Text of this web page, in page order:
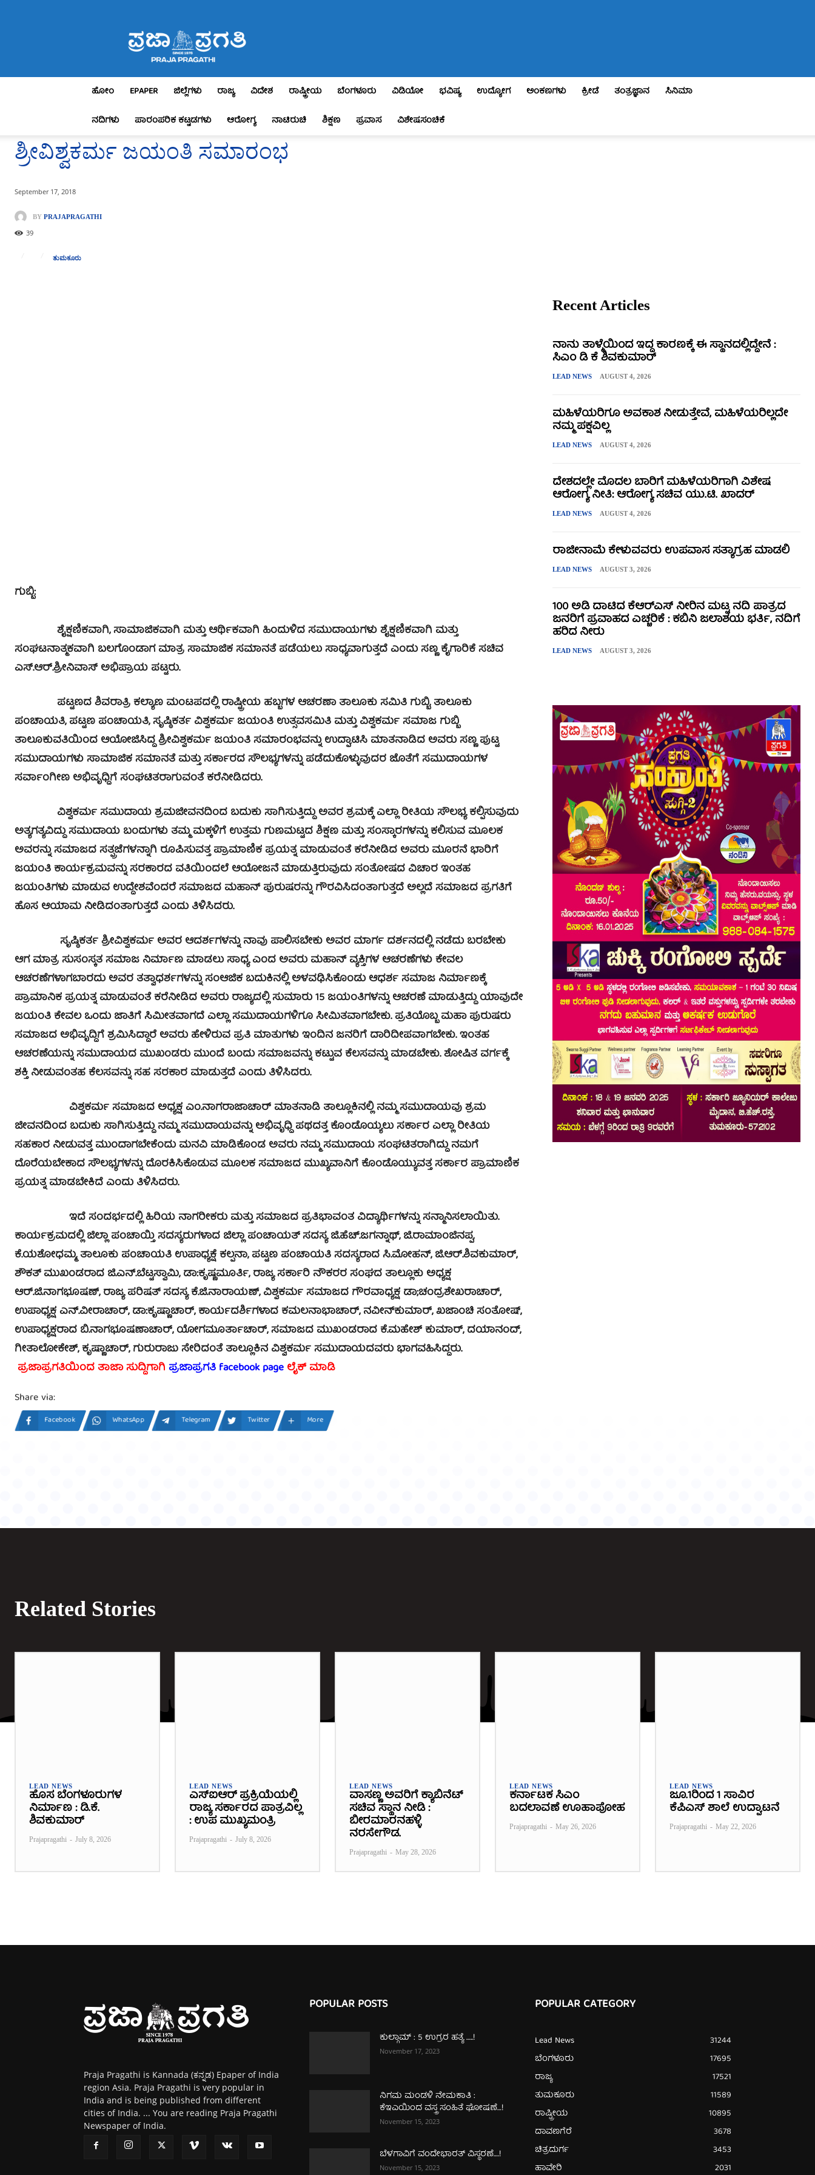
Pragathi
ಹೋಂ EPAPER ಜಿಲ್ಲೆಗಳು ರಾಜ್ಯ ವಿದೇಶ ರಾಷ್ಟ್ರೀಯ ಬೆಂಗಳೂರು ವಿಡಿಯೋ ಭವಿಷ್ಯ ಉದ್ಯೋಗ ಅಂಕಣಗಳು ಕ್ರೀಡೆ ತಂತ್ರಜ್ಞಾನ
ಸಿನಿಮಾ
ನದಿಗಳು
ಪಾರಂಪರಿಕ ಕಟ್ಟಡಗಳು ಆರೋಗ್ಯ ನಾಟಿರುಚಿ ಶಿಕ್ಷಣ ಪ್ರವಾಸ ವಿಶೇಷಸಂಚಿಕೆ
ಶ್ರೀವಿಶ್ವಕರ್ಮ ಜಯಂತಿ ಸಮಾರಂಭ
September 17, 2018
BY PRAJAPRAGATHI
39
ತುಮಕೂರು
ಗುಬ್ಬಿ:
ಶೈಕ್ಷಣಿಕವಾಗಿ, ಸಾಮಾಜಿಕವಾಗಿ ಮತ್ತು ಆರ್ಥಿಕವಾಗಿ ಹಿಂದುಳಿದ ಸಮುದಾಯಗಳು ಶೈಕ್ಷಣಿಕವಾಗಿ ಮತ್ತು
ಸಂಘಟನಾತ್ಮಕವಾಗಿ ಬಲಗೊಂಡಾಗ ಮಾತ್ರ ಸಾಮಾಜಿಕ ಸಮಾನತೆ ಪಡೆಯಲು ಸಾಧ್ಯವಾಗುತ್ತದೆ ಎಂದು ಸಣ್ಣ ಕೈಗಾರಿಕೆ ಸಚಿವ
ಎಸ್.ಆರ್.ಶ್ರೀನಿವಾಸ್ ಅಭಿಪ್ರಾಯ ಪಟ್ಟರು.
ಪಟ್ಟಣದ ಶಿವರಾತ್ರಿ ಕಲ್ಯಾಣ ಮಂಟಪದಲ್ಲಿ ರಾಷ್ಟ್ರೀಯ ಹಬ್ಬಗಳ ಆಚರಣಾ ತಾಲೂಕು ಸಮಿತಿ ಗುಬ್ಬಿ, ತಾಲೂಕು
ಪಂಚಾಯತಿ, ಪಟ್ಟಣ ಪಂಚಾಯತಿ, ಸೃಷ್ಠಿಕರ್ತ ವಿಶ್ವಕರ್ಮ ಜಯಂತಿ ಉತ್ಸವಸಮಿತಿ ಮತ್ತು ವಿಶ್ವಕರ್ಮ ಸಮಾಜ ಗುಬ್ಬಿ
ತಾಲೂಕುವತಿಯಿಂದ ಆಯೋಜಿಸಿದ್ದ ಶ್ರೀವಿಶ್ವಕರ್ಮ ಜಯಂತಿ ಸಮಾರಂಭವನ್ನು ಉದ್ಘಾಟಿಸಿ ಮಾತನಾಡಿದ ಅವರು ಸಣ್ಣ ಪುಟ್ಟ
ಸಮುದಾಯಗಳು ಸಾಮಾಜಿಕ ಸಮಾನತೆ ಮತ್ತು ಸರ್ಕಾರದ ಸೌಲಭ್ಯಗಳನ್ನು ಪಡೆದುಕೊಳ್ಳುವುದರ ಜೊತೆಗೆ ಸಮುದಾಯಗಳ
ಸರ್ವಾಂಗೀಣ ಅಭಿವೃಧ್ದಿಗೆ ಸಂಘಟಿತರಾಗುವಂತೆ ಕರೆನೀಡಿದರು.
ವಿಶ್ವಕರ್ಮ ಸಮುದಾಯ ಶ್ರಮಜೀವನದಿಂದ ಬದುಕು ಸಾಗಿಸುತ್ತಿದ್ದು ಅವರ ಶ್ರಮಕ್ಕೆ ಎಲ್ಲಾ ರೀತಿಯ ಸೌಲಭ್ಯ ಕಲ್ಪಿಸುವುದು
ಅತ್ಯಗತ್ಯವಿದ್ದು ಸಮುದಾಯ ಬಂದುಗಳು ತಮ್ಮ ಮಕ್ಕಳಿಗೆ ಉತ್ತಮ ಗುಣಮಟ್ಟದ ಶಿಕ್ಷಣ ಮತ್ತು ಸಂಸ್ಕಾರಗಳನ್ನು ಕಲಿಸುವ ಮೂಲಕ
ಅವರನ್ನು ಸಮಾಜದ ಸತ್ಪ್ರಜೆಗಳನ್ನಾಗಿ ರೂಪಿಸುವತ್ತ ಪ್ರಾಮಾಣಿಕ ಪ್ರಯತ್ನ ಮಾಡುವಂತೆ ಕರೆನೀಡಿದ ಅವರು ಮೂರನೆ ಭಾರಿಗೆ
ಜಯಂತಿ ಕಾರ್ಯಕ್ರಮವನ್ನು ಸರಕಾರದ ವತಿಯಿಂದಲೆ ಆಯೋಜನೆ ಮಾಡುತ್ತಿರುವುದು ಸಂತೋಷದ ವಿಚಾರ ಇಂತಹ
ಜಯಂತಿಗಳು ಮಾಡುವ ಉದ್ದೇಶವೆಂದರೆ ಸಮಾಜದ ಮಹಾನ್ ಪುರುಷರನ್ನು ಗೌರವಿಸಿದಂತಾಗುತ್ತದೆ ಅಲ್ಲದೆ ಸಮಾಜದ ಪ್ರಗತಿಗೆ
ಹೊಸ ಆಯಾಮ ನೀಡಿದಂತಾಗುತ್ತದೆ ಎಂದು ತಿಳಿಸಿದರು.
ಸೃಷ್ಠಿಕರ್ತ ಶ್ರೀವಿಶ್ವಕರ್ಮ ಅವರ ಆದರ್ಶಗಳನ್ನು ನಾವು ಪಾಲಿಸಬೇಕು ಅವರ ಮಾರ್ಗ ದರ್ಶನದಲ್ಲಿ ನಡೆದು ಬರಬೇಕು
ಆಗ ಮಾತ್ರ ಸುಸಂಸ್ಕತ ಸಮಾಜ ನಿರ್ಮಾಣ ಮಾಡಲು ಸಾಧ್ಯ ಎಂದ ಅವರು ಮಹಾನ್ ವ್ಯಕ್ತಿಗಳ ಆಚರಣೆಗಳು ಕೇವಲ
ಆಚರಣೆಗಳಾಗಬಾರದು ಅವರ ತತ್ವಾಧರ್ಶಗಳನ್ನು ಸಂಆಜಿಕ ಬದುಕಿನಲ್ಲಿ ಅಳವಢಿಸಿಕೊಂಡು ಆಧರ್ಶ ಸಮಾಜ ನಿರ್ಮಾಣಕ್ಕೆ
ಪ್ರಾಮಾನಿಕ ಪ್ರಯತ್ನ ಮಾಡುವಂತೆ ಕರೆನೀಡಿದ ಅವರು ರಾಜ್ಯದಲ್ಲಿ ಸುಮಾರು 15 ಜಯಂತಿಗಳನ್ನು ಆಚರಣೆ ಮಾಡುತ್ತಿದ್ದು ಯಾವುದೇ
ಜಯಂತಿ ಕೇವಲ ಒಂದು ಜಾತಿಗೆ ಸಿಮೀತವಾಗದೆ ಎಲ್ಲಾ ಸಮುದಾಯಗಳಿಗೂ ಸೀಮಿತವಾಗಬೇಕು. ಪ್ರತಿಯೊಬ್ಬ ಮಹಾ ಪುರುಷರು
ಸಮಾಜದ ಅಭಿವೃದ್ದಿಗೆ ಶ್ರಮಿಸಿದ್ದಾರೆ ಅವರು ಹೇಳಿರುವ ಪ್ರತಿ ಮಾತುಗಳು ಇಂದಿನ ಜನರಿಗೆ ದಾರಿದೀಪವಾಗಬೇಕು. ಇಂತಹ
ಆಚರಣೆಯನ್ನು ಸಮುದಾಯದ ಮುಖಂಡರು ಮುಂದೆ ಬಂದು ಸಮಾಜವನ್ನು ಕಟ್ಟುವ ಕೆಲಸವನ್ನು ಮಾಡಬೇಕು. ಶೋಷಿತ ವರ್ಗಕ್ಕೆ
ಶಕ್ತಿ ನೀಡುವಂತಹ ಕೆಲಸವನ್ನು ಸಹ ಸರಕಾರ ಮಾಡುತ್ತದೆ ಎಂದು ತಿಳಿಸಿದರು.
ವಿಶ್ವಕರ್ಮ ಸಮಾಜದ ಅಧ್ಯಕ್ಷ ಎಂ.ನಾಗರಾಜಾಚಾರ್ ಮಾತನಾಡಿ ತಾಲ್ಲೂಕಿನಲ್ಲಿ ನಮ್ಮ ಸಮುದಾಯವು ಶ್ರಮ
ಜೀವನದಿಂದ ಬದುಕು ಸಾಗಿಸುತ್ತಿದ್ದು ನಮ್ಮ ಸಮುದಾಯವನ್ನು ಅಭಿವೃಧ್ದಿ ಪಥದತ್ತ ಕೊಂಡೊಯ್ಯಲು ಸರ್ಕಾರ ಎಲ್ಲಾ ರೀತಿಯ
ಸಹಕಾರ ನೀಡುವತ್ತ ಮುಂದಾಗಬೇಕೆಂದು ಮನವಿ ಮಾಡಿಕೊಂಡ ಅವರು ನಮ್ಮ ಸಮುದಾಯ ಸಂಘಟಿತರಾಗಿದ್ದು ನಮಗೆ
ದೊರೆಯಬೇಕಾದ ಸೌಲಭ್ಯಗಳನ್ನು ದೊರಕಿಸಿಕೊಡುವ ಮೂಲಕ ಸಮಾಜದ ಮುಖ್ಯವಾನಿಗೆ ಕೊಂಡೊಯ್ಯುವತ್ತ ಸರ್ಕಾರ ಪ್ರಾಮಾಣಿಕ
ಪ್ರಯತ್ನ ಮಾಡಬೇಕಿದೆ ಎಂದು ತಿಳಿಸಿದರು.
ಇದೆ ಸಂದರ್ಭದಲ್ಲಿ ಹಿರಿಯ ನಾಗರೀಕರು ಮತ್ತು ಸಮಾಜದ ಪ್ರತಿಭಾವಂತ ವಿದ್ಯಾರ್ಥಿಗಳನ್ನು ಸನ್ಮಾನಿಸಲಾಯಿತು.
ಕಾರ್ಯಕ್ರಮದಲ್ಲಿ ಜಿಲ್ಲಾ ಪಂಚಾಯ್ತಿ ಸದಸ್ಯರುಗಳಾದ ಜಿಲ್ಲಾ ಪಂಚಾಯತ್ ಸದಸ್ಯ ಜಿ.ಹೆಚ್.ಜಗನ್ನಾಥ್, ಜಿ.ರಾಮಾಂಜಿನಪ್ಪ,
ಕೆ.ಯಶೋಧಮ್ಮ, ತಾಲೂಕು ಪಂಚಾಯತಿ ಉಪಾಧ್ಯಕ್ಷೆ ಕಲ್ಪನಾ, ಪಟ್ಟಣ ಪಂಚಾಯತಿ ಸದಸ್ಯರಾದ ಸಿ.ಮೋಹನ್, ಜಿ.ಆರ್.ಶಿವಕುಮಾರ್,
ಶೌಕತ್ ಮುಖಂಡರಾದ ಜಿ.ಎನ್.ಬೆಟ್ಟಸ್ವಾಮಿ, ಡಾ:ಕೃಷ್ಣಮೂರ್ತಿ, ರಾಜ್ಯ ಸರ್ಕಾರಿ ನೌಕರರ ಸಂಘದ ತಾಲ್ಲೂಕು ಅಧ್ಯಕ್ಷ
ಆರ್.ಜಿ.ನಾಗಭೂಷಣ್, ರಾಜ್ಯ ಪರಿಷತ್ ಸದಸ್ಯ ಕೆ.ಜಿ.ನಾರಾಯಣ್, ವಿಶ್ವಕರ್ಮ ಸಮಾಜದ ಗೌರವಾಧ್ಯಕ್ಷ ಡಾ;ಚಂದ್ರಶೇಖರಾಚಾರ್,
ಉಪಾಧ್ಯಕ್ಷ ಎನ್.ವೀರಾಚಾರ್, ಡಾ:ಕೃಷ್ಣಾಚಾರ್, ಕಾರ್ಯದರ್ಶಿಗಳಾದ ಕಮಲನಾಭಾಚಾರ್, ನವೀನ್‍ಕುಮಾರ್, ಖಜಾಂಚಿ ಸಂತೋಷ್,
ಉಪಾಧ್ಯಕ್ಷರಾದ ಬಿ.ನಾಗಭೂಷಣಾಚಾರ್, ಯೋಗಮೂರ್ತಾಚಾರ್, ಸಮಾಜದ ಮುಖಂಡರಾದ ಕೆ.ಮಹೇಶ್ ಕುಮಾರ್, ದಯಾನಂದ್,
ಗೀತಾಲೋಕೇಶ್, ಕೃಷ್ಣಾಚಾರ್, ಗುರುರಾಜು ಸೇರಿದಂತೆ ತಾಲ್ಲೂಕಿನ ವಿಶ್ವಕರ್ಮ ಸಮುದಾಯದವರು ಭಾಗವಹಿಸಿದ್ದರು.
ಪ್ರಜಾಪ್ರಗತಿಯಿಂದ ತಾಜಾ ಸುದ್ದಿಗಾಗಿ ಪ್ರಜಾಪ್ರಗತಿ facebook page ಲೈಕ್ ಮಾಡಿ
Share via:
Facebook WhatsApp Telegram Twitter More
Recent Articles
ನಾನು ತಾಳ್ಮೆಯಿಂದ ಇದ್ದ ಕಾರಣಕ್ಕೆ ಈ ಸ್ಥಾನದಲ್ಲಿದ್ದೇನೆ :
ಸಿಎಂ ಡಿ ಕೆ ಶಿವಕುಮಾರ್
LEAD NEWS AUGUST 4, 2026
ಮಹಿಳೆಯರಿಗೂ ಅವಕಾಶ ನೀಡುತ್ತೇವೆ, ಮಹಿಳೆಯರಿಲ್ಲದೇ
ನಮ್ಮ ಪಕ್ಷವಿಲ್ಲ
LEAD NEWS AUGUST 4, 2026
ದೇಶದಲ್ಲೇ ಮೊದಲ ಬಾರಿಗೆ ಮಹಿಳೆಯರಿಗಾಗಿ ವಿಶೇಷ
ಆರೋಗ್ಯ ನೀತಿ: ಆರೋಗ್ಯ ಸಚಿವ ಯು.ಟಿ. ಖಾದರ್
LEAD NEWS AUGUST 4, 2026
ರಾಜೀನಾಮೆ ಕೇಳುವವರು ಉಪವಾಸ ಸತ್ಯಾಗ್ರಹ ಮಾಡಲಿ
LEAD NEWS AUGUST 3, 2026
100 ಅಡಿ ದಾಟಿದ ಕೆಆರ್‌ಎಸ್ ನೀರಿನ ಮಟ್ಟ ನದಿ ಪಾತ್ರದ
ಜನರಿಗೆ ಪ್ರವಾಹದ ಎಚ್ಚರಿಕೆ : ಕಬಿನಿ ಜಲಾಶಯ ಭರ್ತಿ, ನದಿಗೆ
ಹರಿದ ನೀರು
LEAD NEWS AUGUST 3, 2026
Related Stories
LEAD NEWS
ಹೊಸ ಬೆಂಗಳೂರುಗಳ
ನಿರ್ಮಾಣ : ಡಿ.ಕೆ.
ಶಿವಕುಮಾರ್
Prajapragathi - July 8, 2026
LEAD NEWS
ಎಸ್‌ಐಆರ್ ಪ್ರಕ್ರಿಯೆಯಲ್ಲಿ
ರಾಜ್ಯ ಸರ್ಕಾರದ ಪಾತ್ರವಿಲ್ಲ
: ಉಪ ಮುಖ್ಯಮಂತ್ರಿ
Prajapragathi - July 8, 2026
LEAD NEWS
ವಾಸಣ್ಣ ಅವರಿಗೆ ಕ್ಯಾಬಿನೆಟ್
ಸಚಿವ ಸ್ಥಾನ ನೀಡಿ :
ಬೀರಮಾರನಹಳ್ಳಿ
ನರಸೇಗೌಡ.
Prajapragathi - May 28, 2026
LEAD NEWS
ಕರ್ನಾಟಕ ಸಿಎಂ
ಬದಲಾವಣೆ ಊಹಾಪೋಹ
Prajapragathi - May 26, 2026
LEAD NEWS
ಜೂ.1ರಿಂದ 1 ಸಾವಿರ
ಕೆಪಿಎಸ್ ಶಾಲೆ ಉದ್ಘಾಟನೆ
Prajapragathi - May 22, 2026
Praja Pragathi is Kannada (ಕನ್ನಡ) Epaper of India
region Asia. Praja Pragathi is very popular in
India and is being published from different
cities of India. ... You are reading Praja Pragathi
Newspaper of India.
POPULAR POSTS
ಕುಲ್ಗಾಮ್‌ : 5 ಉಗ್ರರ ಹತ್ಯೆ …..!
November 17, 2023
ನಿಗಮ ಮಂಡಳಿ ನೇಮಕಾತಿ :
ಕೆಇಎಯಿಂದ ವಸ್ತ್ರ ಸಂಹಿತೆ ಘೋಷಣೆ…!
November 15, 2023
ಬೆಳಗಾವಿಗೆ ವಂದೇಭಾರತ್‌ ವಿಸ್ಥರಣೆ….!
November 15, 2023
POPULAR CATEGORY
Lead News
31244
ಬೆಂಗಳೂರು
17695
ರಾಜ್ಯ
17521
ತುಮಕೂರು
11589
ರಾಷ್ಟ್ರೀಯ
10895
ದಾವಣಗೆರೆ
3678
ಚಿತ್ರದುರ್ಗ
3453
ಹಾವೇರಿ
2031